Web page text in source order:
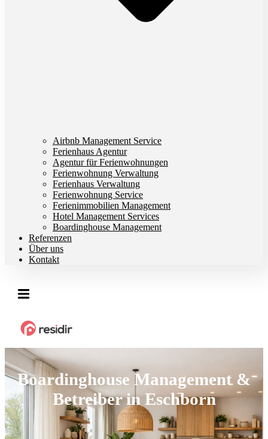
Airbnb Management Service
Ferienhaus Agentur
Agentur für Ferienwohnungen
Ferienwohnung Verwaltung
Ferienhaus Verwaltung
Ferienwohnung Service
Ferienimmobilien Management
Hotel Management Services
Boardinghouse Management
Referenzen
Über uns
Kontakt
Boardinghouse Management &
Betreiber in Eschborn